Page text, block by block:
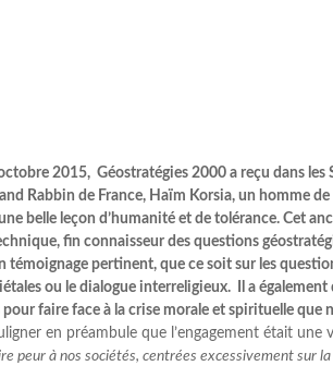
2015, Géostratégies 2000 a reçu dans les
Rabbin de France, Haïm Korsia, un homme
belle leçon d’humanité et de tolérance. Cet
fin connaisseur des questions
témoignage pertinent, que ce soit sur les
ou le dialogue interreligieux. Il a également
faire face à la crise morale et spirituelle que
en préambule que l’engagement était une
peur à nos sociétés, centrées excessivement sur